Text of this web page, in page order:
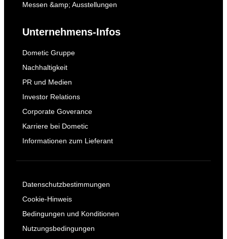
Messen &amp; Ausstellungen
Unternehmens-Infos
Dometic Gruppe
Nachhaltigkeit
PR und Medien
Investor Relations
Corporate Goverance
Karriere bei Dometic
Informationen zum Lieferant
Datenschutzbestimmungen
Cookie-Hinweis
Bedingungen und Konditionen
Nutzungsbedingungen